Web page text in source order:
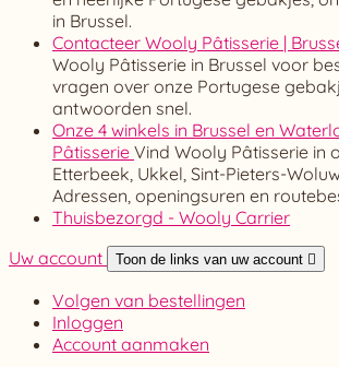
in Brussel.
Contacteer Wooly Pâtisserie |
Wooly Pâtisserie in Brussel voor
vragen over onze Portugese
antwoorden snel.
Onze 4 winkels in Brussel en
Pâtisserie Vind Wooly Pâtisserie in
Etterbeek, Ukkel, Sint-Pieters-
Adressen, openingsuren en
Thuisbezorgd - Wooly Carrier
Uw account
Toon de links van uw account 
Volgen van bestellingen
Inloggen
Account aanmaken